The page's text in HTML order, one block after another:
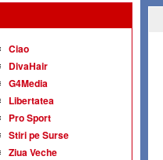
Ciao
DivaHair
G4Media
Libertatea
Pro Sport
Stiri pe Surse
Ziua Veche